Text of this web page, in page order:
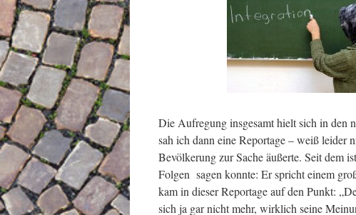
Die Aufregung insgesamt hielt sich in den
sah ich dann eine Reportage – weiß leider
Bevölkerung zur Sache äußerte. Seit dem
Folgen sagen konnte: Er spricht einem
kam in dieser Reportage auf den Punkt:
sich ja gar nicht mehr, wirklich seine